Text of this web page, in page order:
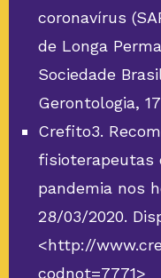
coronavírus
de Longa
Sociedade
Gerontologia,
Crefito3.
fisioterapeutas
pandemia nos
28/03/2020.
<http://
codnot=7771>